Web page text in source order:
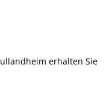
erhalten Sie